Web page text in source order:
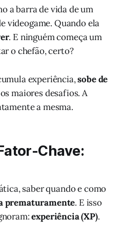
a barra de vida de um
videogame. Quando ela
. E ninguém começa um
o chefão, certo?
experiência,sobe de
maiores desafios. A
a mesma.
Chave:
saber quando e como
prematuramente. E isso
experiência (XP).